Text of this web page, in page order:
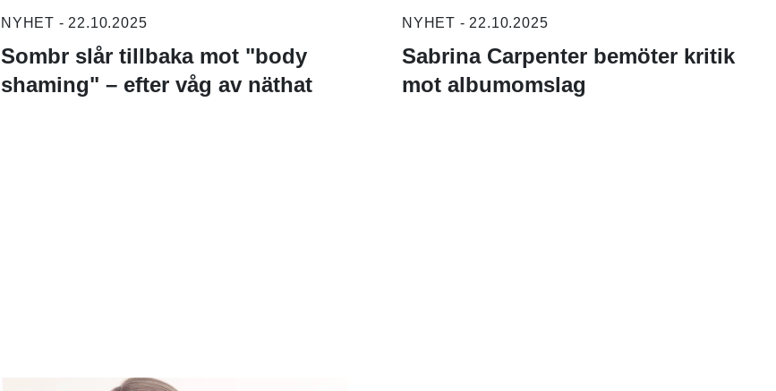
NYHET - 22.10.2025
Sombr slår tillbaka mot "body
shaming" – efter våg av näthat
NYHET - 22.10.2025
Sabrina Carpenter bemöter kritik
mot albumomslag